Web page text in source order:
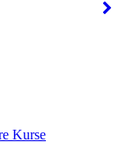
Kurse